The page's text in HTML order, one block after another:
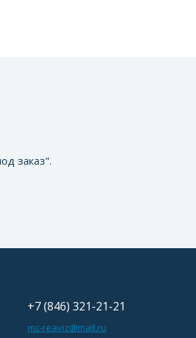
заказ".
+7 (846) 321-21-21
mc-reaviz@mail.ru